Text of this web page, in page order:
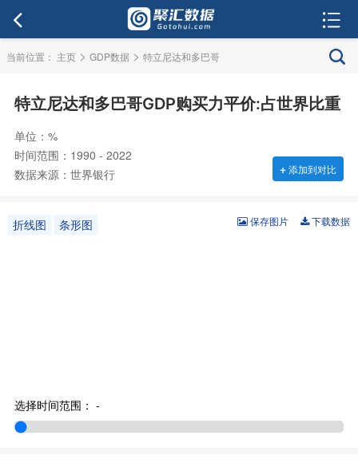
当前位置： 主页 > GDP数据 > 特立尼达和多巴哥
特立尼达和多巴哥GDP购买力平价:占世界比重
单位：%
时间范围：1990 - 2022
数据来源：世界银行
+添加到对比
折线图 条形图 下载数据
保存图片
选择时间范围： -